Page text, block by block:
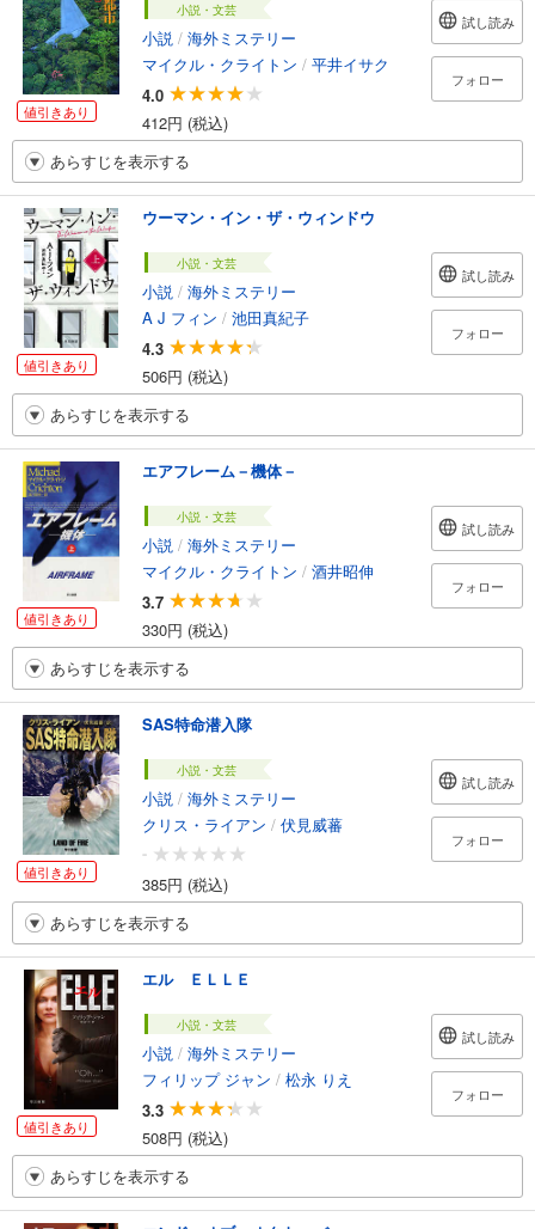
値引きあり
小説・文芸
小説 / 海外ミステリー
マイクル・クライトン / 平井イサク
4.0
412円 (税込)
試し読み
フォロー
あらすじを表示する
値引きあり
ウーマン・イン・ザ・ウィンドウ
小説・文芸
小説 / 海外ミステリー
A J フィン / 池田真紀子
4.3
506円 (税込)
試し読み
フォロー
あらすじを表示する
値引きあり
エアフレーム－機体－
小説・文芸
小説 / 海外ミステリー
マイクル・クライトン / 酒井昭伸
3.7
330円 (税込)
試し読み
フォロー
あらすじを表示する
値引きあり
SAS特命潜入隊
小説・文芸
小説 / 海外ミステリー
クリス・ライアン / 伏見威蕃
-
385円 (税込)
試し読み
フォロー
あらすじを表示する
値引きあり
エル ＥＬＬＥ
小説・文芸
小説 / 海外ミステリー
フィリップ ジャン / 松永 りえ
3.3
508円 (税込)
試し読み
フォロー
あらすじを表示する